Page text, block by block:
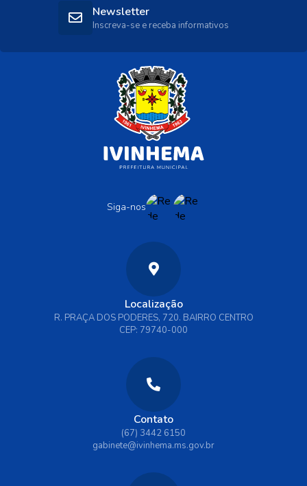
Siga-nos
Localização
R. PRAÇA DOS PODERES, 720. BAIRRO CENTRO
CEP: 79740-000
Contato
(67) 3442 6150
gabinete@ivinhema.ms.gov.br
Newsletter
Inscreva-se e receba informativos